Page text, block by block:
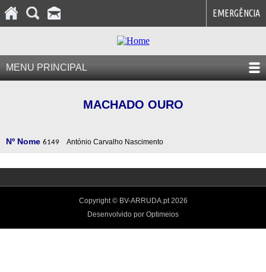
EMERGÊNCIA
MENU PRINCIPAL
MACHADO OURO
Nº Nome 6149 António Carvalho Nascimento
Copyright © BV-ARRUDA.pt 2026
Desenvolvido por Optimeios